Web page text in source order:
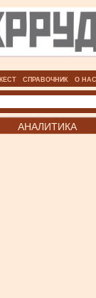
СПРАВОЧНИК О НАС
АНАЛИТИКА